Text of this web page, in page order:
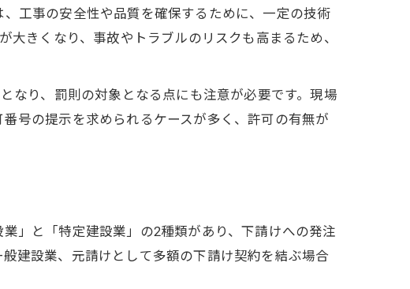
係
工事の安全性や品質を確保するために、一定の技術
きくなり、事故やトラブルのリスクも高まるため、
なり、罰則の対象となる点にも注意が必要です。現場
号の提示を求められるケースが多く、許可の有無が
」と「特定建設業」の2種類があり、下請けへの発注
建設業、元請けとして多額の下請け契約を結ぶ場合